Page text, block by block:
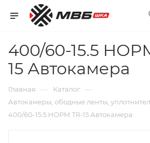
400/60-15.5
15 Автокамера
Главная — Каталог —
Автокамеры, ободные ленты,
400/60-15.5 НОРМ TR-15 Автокамера